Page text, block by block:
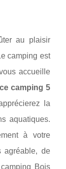
au plaisir
camping est
accueille
camping 5
la
aquatiques.
à votre
agréable, de
Bois